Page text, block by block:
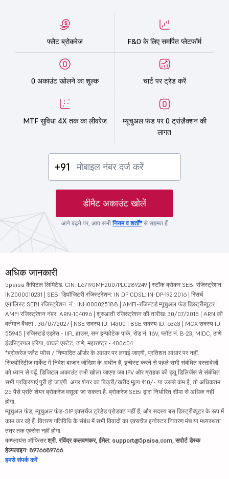
फ्लैट ब्रोकरेज F&O के लिए समर्पित प्लेटफॉर्म
0 अकाउंट खोलने का शुल्क चार्ट पर ट्रेड करें
MTF सुविधा 4X तक का लीवरेज
म्यूचुअल फंड पर 0 ट्रांज़ैक्शन की
लागत
+91
डीमैट अकाउंट खोलें
आगे बढ़ने पर, आप सभीनियम व शर्तों*से सहमत हैं
अधिक जानकारी
5paisa कैपिटल लिमिटेड. CIN: L67190MH2007PLC289249 | स्टॉक ब्रोकर SEBI रजिस्ट्रेशन:
INZ000010231 | SEBI डिपॉजिटरी रजिस्ट्रेशन: IN DP CDSL: IN-DP-192-2016 | रिसर्च
एनालिस्ट SEBI रजिस्ट्रेशन. नं.: INH000025188 | AMFI-रजिस्टर्ड म्यूचुअल फंड डिस्ट्रीब्यूटर |
AMFI रजिस्ट्रेशन नंबर: ARN-104096 | शुरुआती रजिस्ट्रेशन की तारीख: 30/07/2015 | ARN की
वर्तमान वैधता : 30/07/2027 | NSE सदस्य ID: 14300 | BSE सदस्य ID: 6363 | MCX सदस्य ID:
55945 | रजिस्टर्ड एड्रेस - IIFL हाउस, सन इन्फोटेक पार्क, रोड नं. 16V, प्लॉट नं. B-23, MIDC, ठाणे
इंडस्ट्रियल एरिया, वाघले एस्टेट, ठाणे, महाराष्ट्र - 400604
*ब्रोकरेज फ्लैट फीस / निष्पादित ऑर्डर के आधार पर लगाई जाएगी, प्रतिशत आधार पर नहीं.
सिक्योरिटीज़ मार्केट में निवेश बाजार जोखिम के अधीन है, इन्वेस्ट करने से पहले सभी संबंधित दस्तावेज़ों
को ध्यान से पढ़ें. डिजिटल अकाउंट तभी खोला जाएगा जब IPV और ग्राहक की ड्यू डिलिजेंस से संबंधित
सभी प्रक्रियाएं पूरी हो जाएंगी. अगर शेयर का बिक्री/खरीद मूल्य ₹10/- या उससे कम है, तो अधिकतम
25 पैसे प्रति शेयर ब्रोकरेज वसूला जा सकता है. ब्रोकरेज SEBI द्वारा निर्धारित सीमा से अधिक नहीं
होगा.
म्यूचुअल फंड, म्यूचुअल फंड-SIP एक्सचेंज ट्रेडेड प्रोडक्ट नहीं हैं, और सदस्य बस डिस्ट्रीब्यूटर के रूप में
काम कर रहे हैं. वितरण गतिविधि के संबंध में सभी विवादों का एक्सचेंज इन्वेस्टर निवारण मंच या मध्यस्थता
तंत्र तक एक्सेस नहीं होगा.
कम्प्लायंस ऑफिसर:श्री. रविंद्र कलवणकर, ईमेल: support@5paisa.com, सपोर्ट डेस्क
हेल्पलाइन: 8976689766
हमसे संपर्क करें